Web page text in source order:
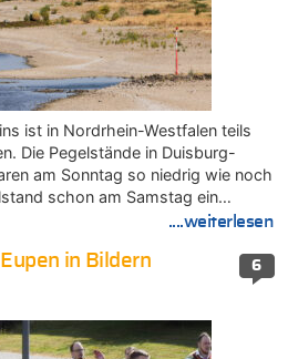
ist in Nordrhein-Westfalen teils
Die Pegelstände in Duisburg-
am Sonntag so niedrig wie noch
schon am Samstag ein…
....weiterlesen
6
in Bildern